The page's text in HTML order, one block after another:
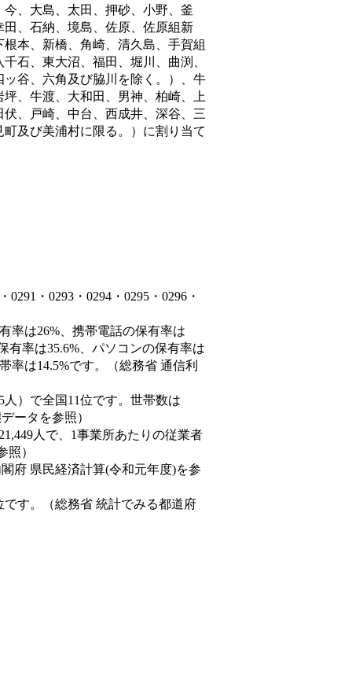
、大島、太田、押砂、小野、釜
、石納、境島、佐原、佐原組新
本、新橋、角崎、清久島、手賀組
石、東大沼、福田、堀川、曲渕、
谷、六角及び脇川を除く。）、牛
、牛渡、大和田、男神、柏崎、上
、戸崎、中台、西成井、深谷、三
及び美浦村に限る。） に割り当て
・0293・0294・0295・0296・
率は26%、携帯電話の保有率は
有率は35.6%、パソコンの保有率は
率は14.5%です。（総務省 通信利
人）で全国11位です。世帯数は
ータを参照）
人で、1事業所あたりの従業者
照）
府 県民経済計算(令和元年度)を参
す。（総務省 統計でみる都道府